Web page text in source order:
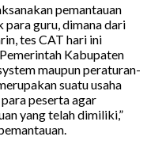
pemantauan
para guru, dimana dari
tes CAT hari ini
Kabupaten
maupun peraturan-
suatu usaha
peserta agar
yang telah dimiliki,”